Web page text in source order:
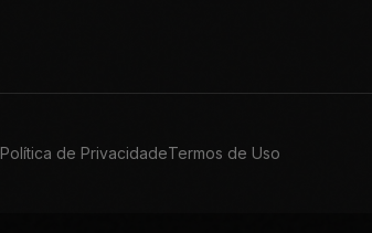
Política de PrivacidadeTermos de Uso